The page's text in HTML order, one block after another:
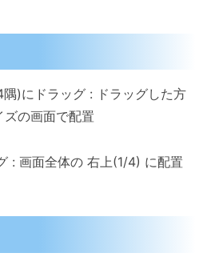
)にドラッグ : ドラッグした方
の画面で配置
: 画面全体の 右上(1/4) に配置